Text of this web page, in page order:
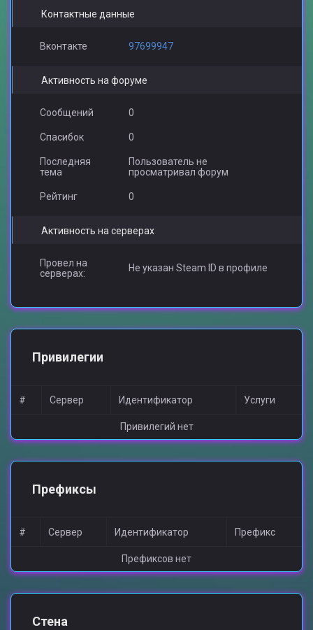
Контактные данные
Вконтакте 97699947
Активность на форуме
Сообщений 0
Спасибок 0
Последняя
тема
Пользователь не
просматривал форум
Рейтинг 0
Активность на серверах
Провел на
серверах:
Не указан Steam ID в профиле
Привилегии
# Сервер Идентификатор Услуги
Привилегий нет
Префиксы
# Сервер Идентификатор Префикс
Префиксов нет
Стена